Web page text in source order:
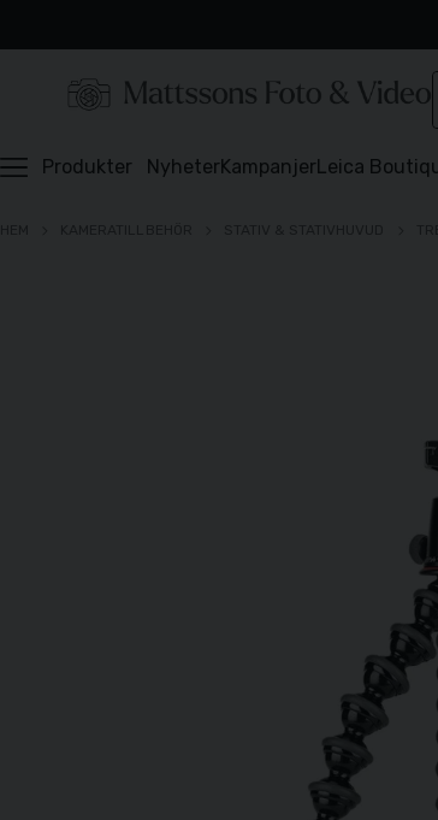
Produkter NyheterKampanjerLeica